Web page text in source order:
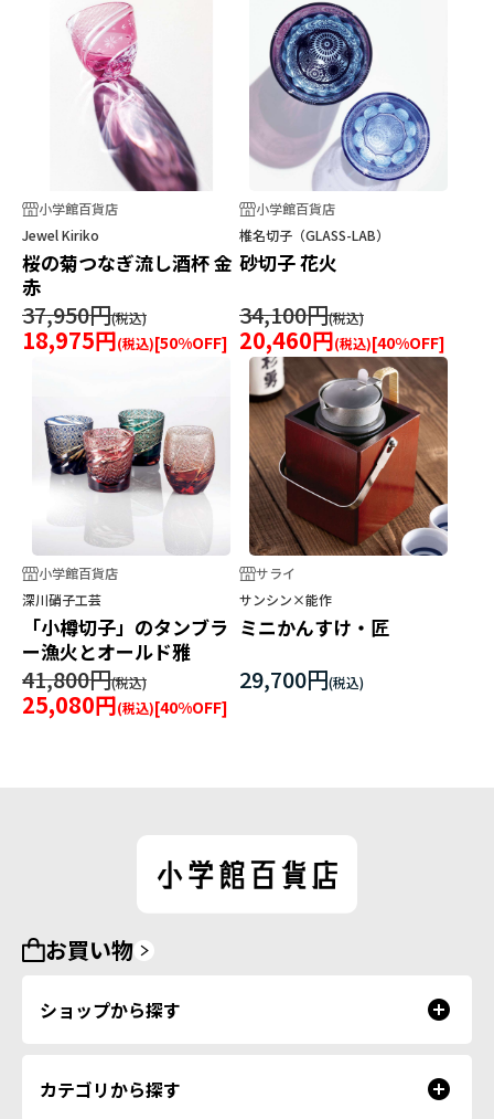
小学館百貨店
Jewel Kiriko
桜の菊つなぎ流し酒杯 金
赤
37,950円
18,975円 [50%OFF]
小学館百貨店
椎名切子（GLASS-LAB）
砂切子 花火
34,100円
20,460円 [40%OFF]
小学館百貨店
深川硝子工芸
「小樽切子」のタンブラ
ー漁火とオールド雅
41,800円
25,080円 [40%OFF]
サライ
サンシン×能作
ミニかんすけ・匠
29,700円
お買い物
ショップから探す
カテゴリから探す